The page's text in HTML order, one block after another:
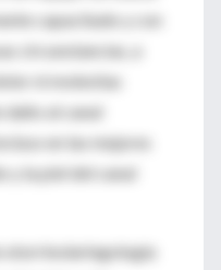
capacitado y con
circunstancias, a
ni molestias
al canal
en las mejores
y la piel del canal
otorrinolaringología